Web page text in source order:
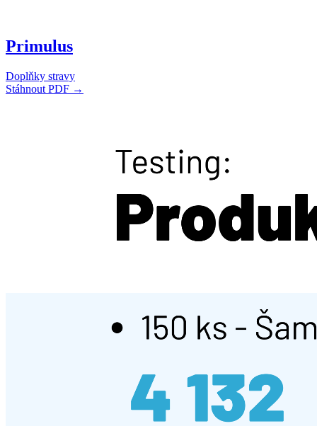
Primulus
Doplňky stravy
Stáhnout PDF →